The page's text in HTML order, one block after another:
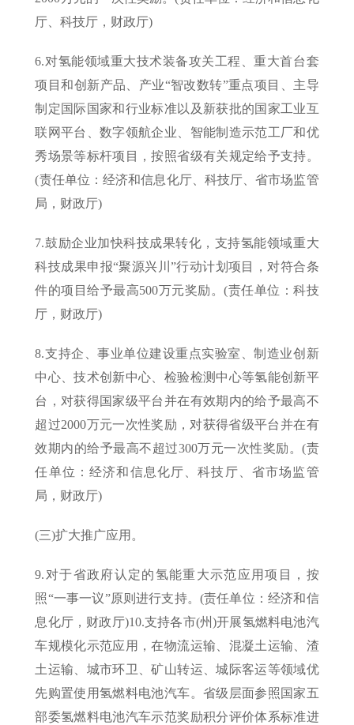
厅、科技厅，财政厅)
6.对氢能领域重大技术装备攻关工程、重大首台套
项目和创新产品、产业“智改数转”重点项目、主导
制定国际国家和行业标准以及新获批的国家工业互
联网平台、数字领航企业、智能制造示范工厂和优
秀场景等标杆项目，按照省级有关规定给予支持。
(责任单位：经济和信息化厅、科技厅、省市场监管
局，财政厅)
7.鼓励企业加快科技成果转化，支持氢能领域重大
科技成果申报“聚源兴川”行动计划项目，对符合条
件的项目给予最高500万元奖励。(责任单位：科技
厅，财政厅)
8.支持企、事业单位建设重点实验室、制造业创新
中心、技术创新中心、检验检测中心等氢能创新平
台，对获得国家级平台并在有效期内的给予最高不
超过2000万元一次性奖励，对获得省级平台并在有
效期内的给予最高不超过300万元一次性奖励。(责
任单位：经济和信息化厅、科技厅、省市场监管
局，财政厅)
(三)扩大推广应用。
9.对于省政府认定的氢能重大示范应用项目，按
照“一事一议”原则进行支持。(责任单位：经济和信
息化厅，财政厅)10.支持各市(州)开展氢燃料电池汽
车规模化示范应用，在物流运输、混凝土运输、渣
土运输、城市环卫、矿山转运、城际客运等领域优
先购置使用氢燃料电池汽车。省级层面参照国家五
部委氢燃料电池汽车示范奖励积分评价体系标准进